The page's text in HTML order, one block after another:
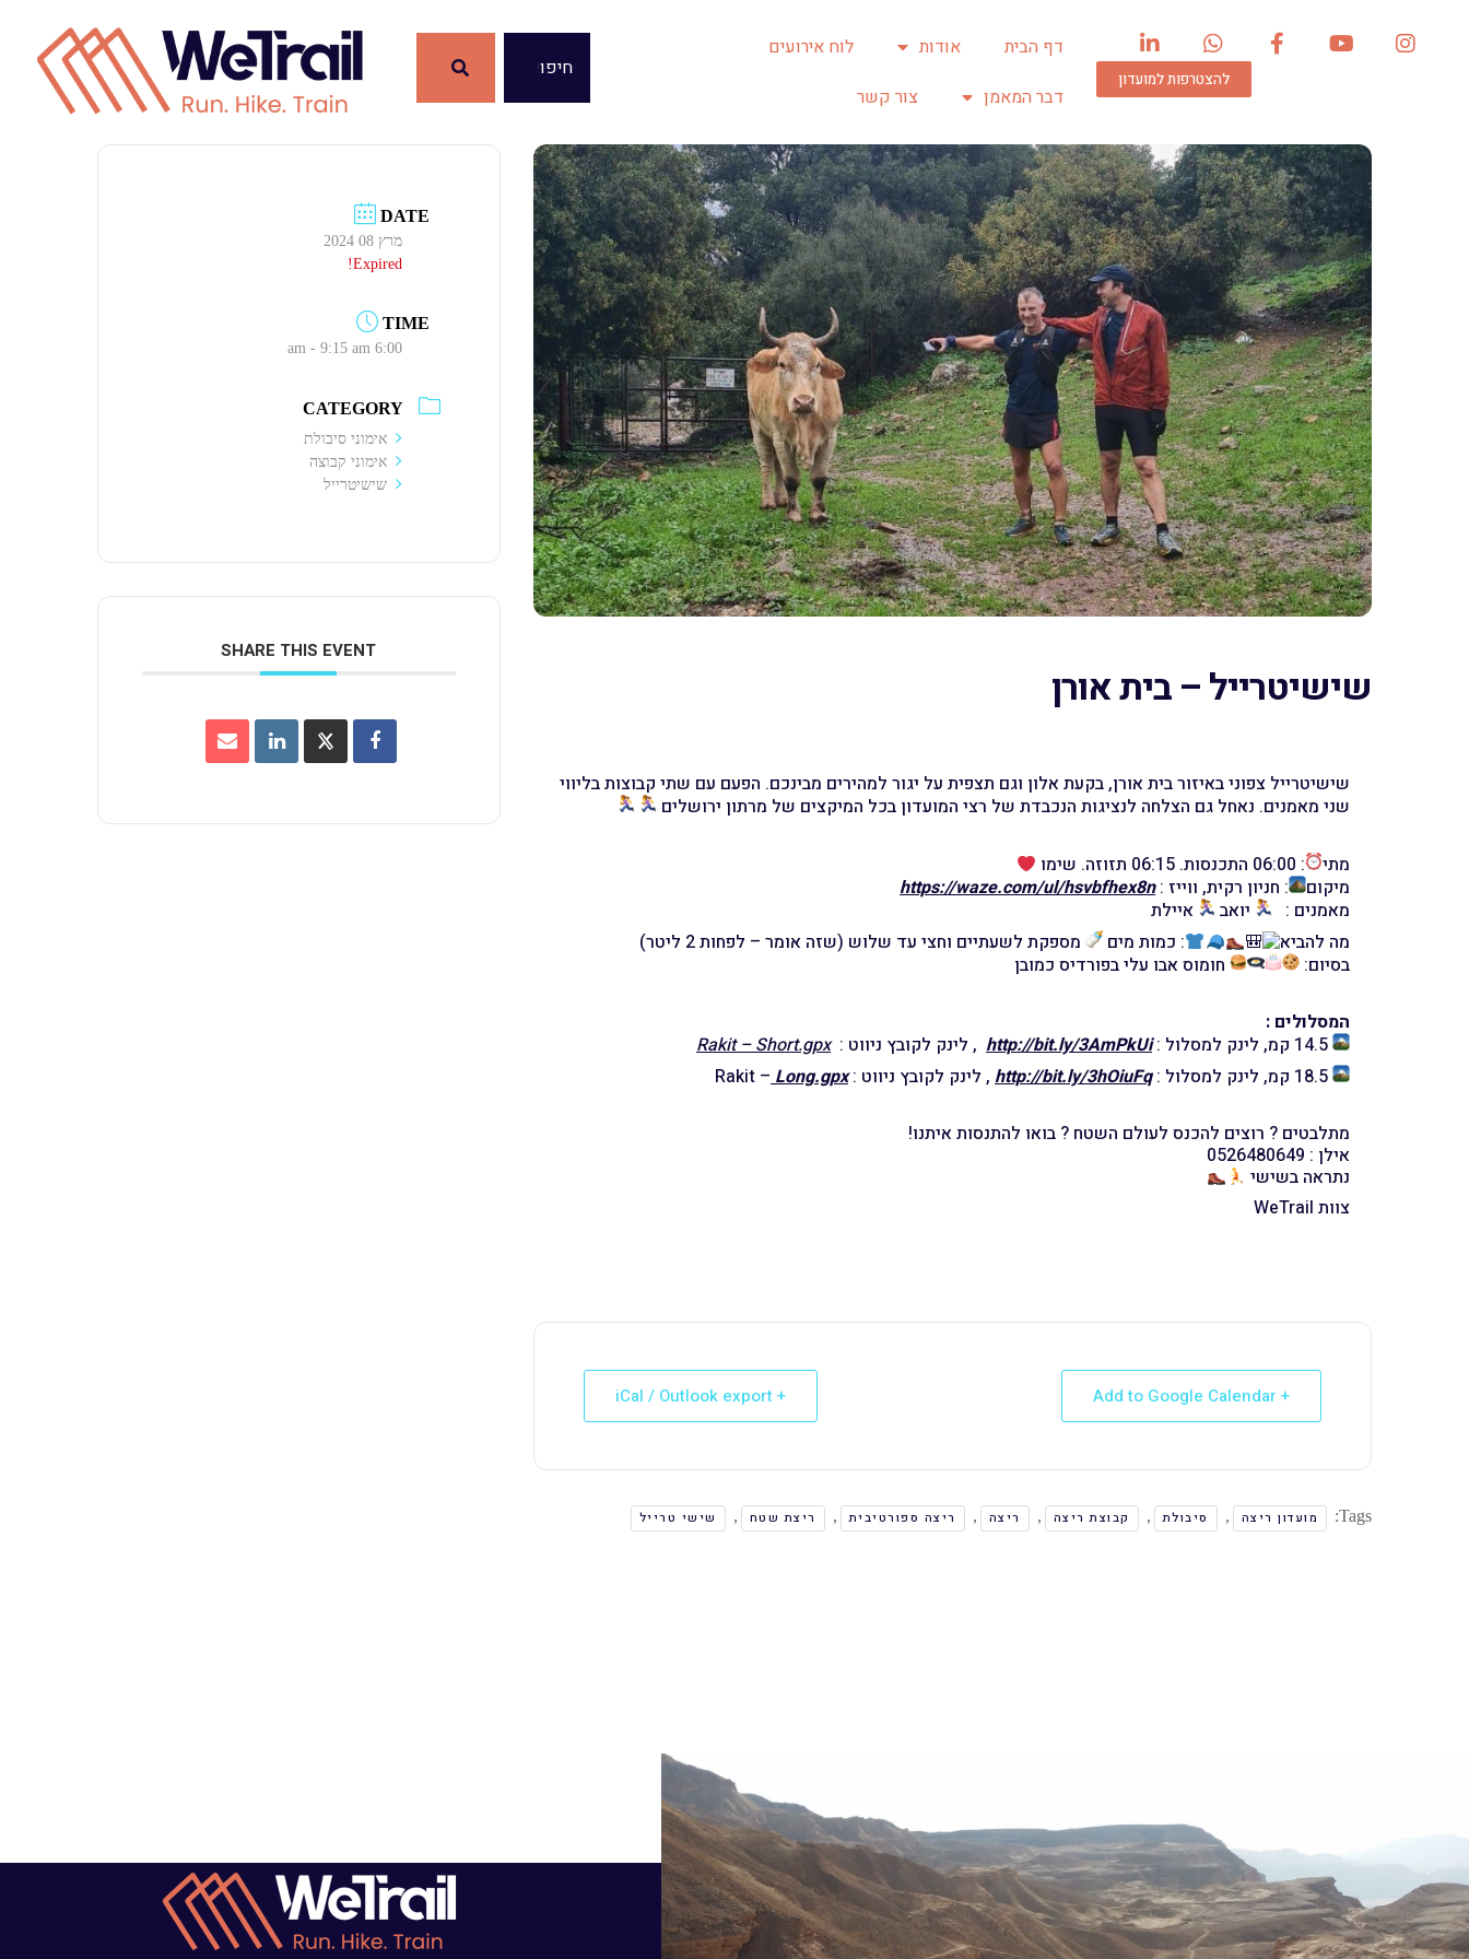
להצטרפות למועדון
דף הבית אודות
לוח אירועים
דבר המאמן
צור קשר
שישיטרייל – בית אורן
שישיטרייל צפוני באיזור בית אורן, בקעת אלון וגם תצפית על יגור למהירים מבינכם. הפעם עם שתי קבוצות בליווי
שני מאמנים. נאחל גם הצלחה לנציגות הנכבדת של רצי המועדון בכל המיקצים של מרתון ירושלים
מתי
: 06:00 התכנסות. 06:15 תזוזה. שימו
מיקום
: חניון רקית, ווייז :https://waze.com/ul/hsvbfhex8n
מאמנים :
יואב
איילת
מה להביא
: כמות מים
מספקת לשעתיים וחצי עד שלוש (שזה אומר – לפחות 2 ליטר)
בסיום:
חומוס אבו עלי בפורדיס כמובן
המסלולים :
http://bit.ly/3AmPkUi , לינק לקובץ ניווט :Rakit – Short.gpx
http://bit.ly/3hOiuFq , לינק לקובץ ניווט : Rakit –Long.gpx
מתלבטים ? רוצים להכנס לעולם השטח ? בואו להתנסות איתנו!
אילן : 0526480649
נתראה בשישי
צוות WeTrail
+ Add to Google Calendar
+ iCal / Outlook export
Tags: מועדון ריצה , סיבולת , קבוצת ריצה , ריצה , ריצה ספורטיבית , ריצת שטח , שישי טרייל
DATE
מרץ 08 2024
Expired!
TIME
6:00 am - 9:15 am
CATEGORY
אימוני סיבולת
אימוני קבוצה
שישיטרייל
SHARE THIS EVENT